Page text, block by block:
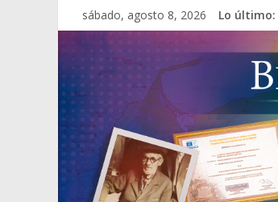
sábado, agosto 8, 2026 Lo último: